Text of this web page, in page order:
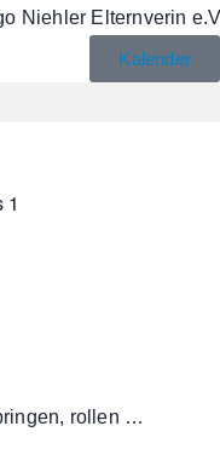
Kalender
1
rollen …